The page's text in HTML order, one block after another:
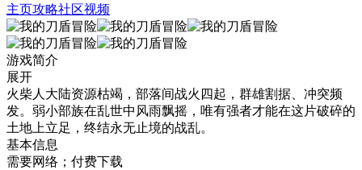
主页攻略社区视频
游戏简介
展开
火柴人大陆资源枯竭，部落间战火四起，群雄割据、冲突频
发。弱小部族在乱世中风雨飘摇，唯有强者才能在这片破碎的
土地上立足，终结永无止境的战乱。
基本信息
需要网络；付费下载